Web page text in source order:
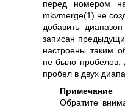
перед номером
mkvmerge(1) не
добавить
записан
настроены таким
не было
пробел в двух
Примечание
Обратите